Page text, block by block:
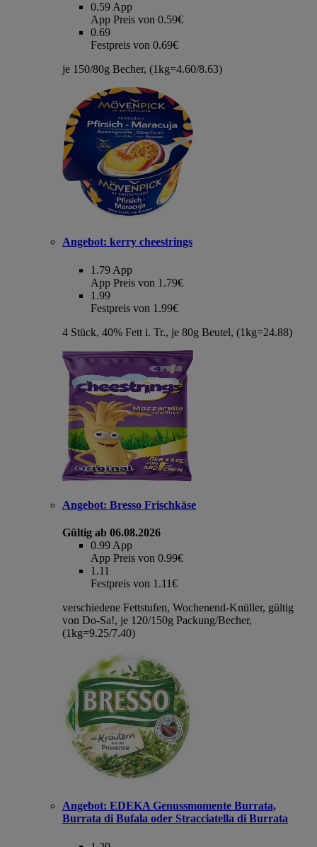
0.59 App
App Preis von 0.59€
0.69
Festpreis von 0.69€
je 150/80g Becher, (1kg=4.60/8.63)
Angebot: kerry cheestrings
1.79 App
App Preis von 1.79€
1.99
Festpreis von 1.99€
4 Stück, 40% Fett i. Tr., je 80g Beutel, (1kg=24.88)
Angebot: Bresso Frischkäse
Gültig ab 06.08.2026
0.99 App
App Preis von 0.99€
1.11
Festpreis von 1.11€
verschiedene Fettstufen, Wochenend-Knüller, gültig
von Do-Sa!, je 120/150g Packung/Becher,
(1kg=9.25/7.40)
Angebot: EDEKA Genussmomente Burrata,
Burrata di Bufala oder Stracciatella di Burrata